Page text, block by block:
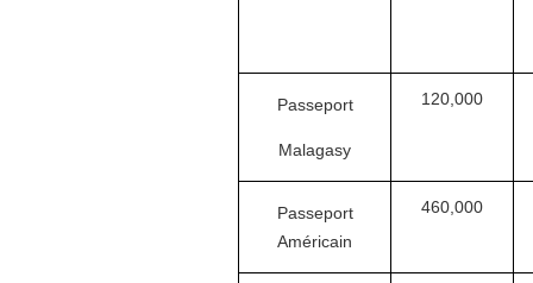
Passeport
Malagasy
120,000
Passeport
Américain
460,000